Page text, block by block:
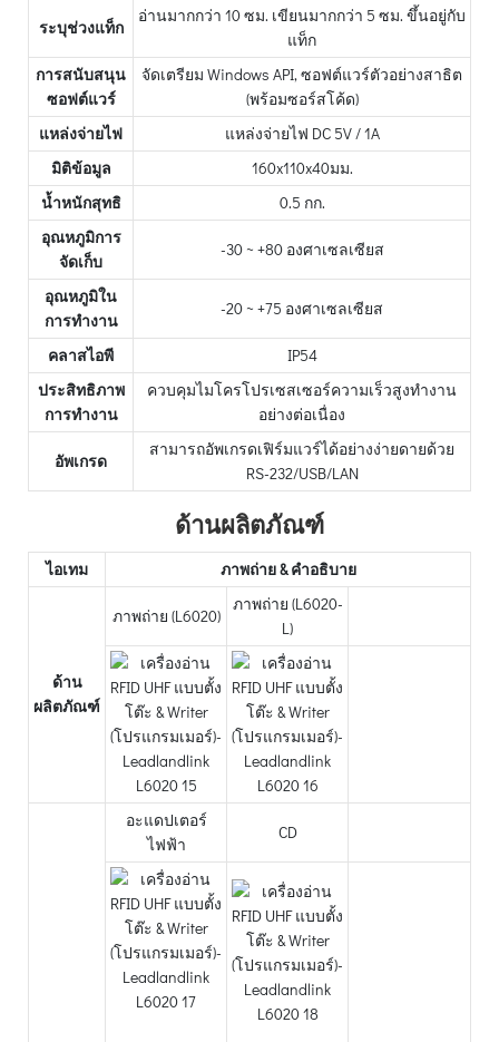
ระบุช่วงแท็ก
อ่านมากกว่า 10 ซม. เขียนมากกว่า 5 ซม. ขึ้นอยู่กับ
แท็ก
การสนับสนุน
ซอฟต์แวร์
จัดเตรียม Windows API, ซอฟต์แวร์ตัวอย่างสาธิต
(พร้อมซอร์สโค้ด)
แหล่งจ่ายไฟ
แหล่งจ่ายไฟ DC 5V / 1A
มิติข้อมูล
160x110x40มม.
น้ำหนักสุทธิ
0.5 กก.
อุณหภูมิการ
จัดเก็บ
-30 ~ +80 องศาเซลเซียส
อุณหภูมิใน
การทำงาน
-20 ~ +75 องศาเซลเซียส
คลาสไอพี
IP54
ประสิทธิภาพ
การทำงาน
ควบคุมไมโครโปรเซสเซอร์ความเร็วสูงทำงาน
อย่างต่อเนื่อง
อัพเกรด
สามารถอัพเกรดเฟิร์มแวร์ได้อย่างง่ายดายด้วย
RS-232/USB/LAN
ด้านผลิตภัณฑ์
ไอเทม ภาพถ่าย & คำอธิบาย
ด้าน
ผลิตภัณฑ์
ภาพถ่าย (L6020)
ภาพถ่าย (L6020-
L)
อะแดปเตอร์
ไฟฟ้า
CD